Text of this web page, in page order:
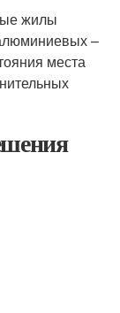
жилы
–
места